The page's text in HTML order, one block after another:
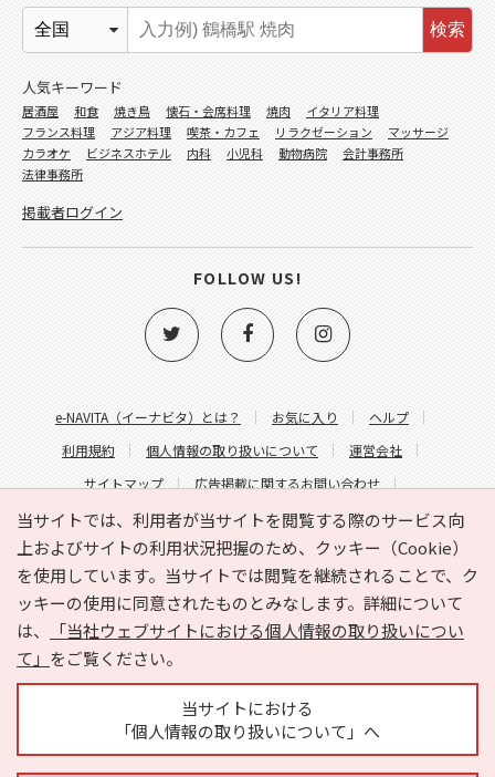
当サイトでは、利用者が当サイトを閲覧する際のサービス向
上およびサイトの利用状況把握のため、クッキー（Cookie）
を使用しています。当サイトでは閲覧を継続されることで、ク
ッキーの使用に同意されたものとみなします。詳細について
は、
「当社ウェブサイトにおける個人情報の取り扱いについ
て」 をご覧ください。
当サイトにおける
「個人情報の取り扱いについて」へ
e-NAVITA（イーナビタ）とは？ お気に入り
ヘルプ
利用規約
個人情報の取り扱いについて
運営会社
サイトマップ
広告掲載に関するお問い合わせ
サイトの内容に関するお問い合わせ
検索
人気キーワード
居酒屋 和食 焼き鳥 懐石・会席料理 焼肉
イタリア料理
フランス料理
アジア料理 喫茶・カフェ リラクゼーション
マッサージ
カラオケ
ビジネスホテル 内科 小児科 動物病院
会計事務所
法律事務所
掲載者ログイン
FOLLOW US!
Copyright © HYOJITO.Co.,Ltd. All Rights Reserved.